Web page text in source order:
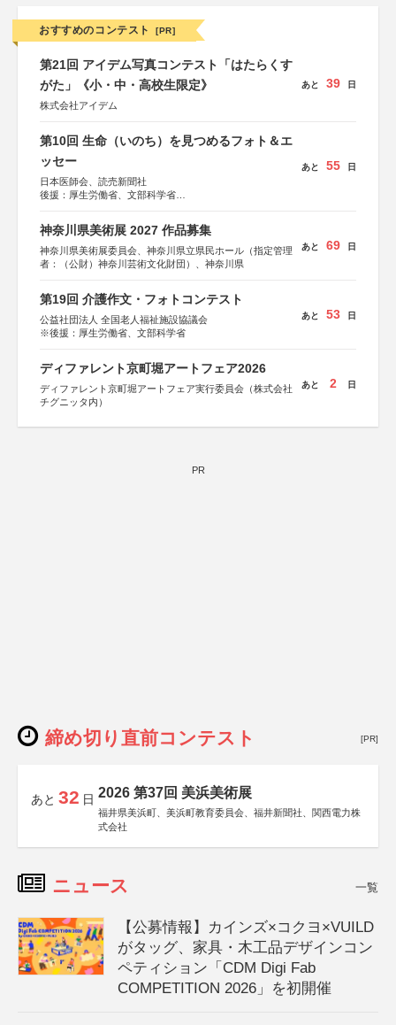
おすすめのコンテスト [PR]
第21回 アイデム写真コンテスト「はたらくす
がた」《小・中・高校生限定》
株式会社アイデム
あと 39 日
第10回 生命（いのち）を見つめるフォト＆エ
ッセー
日本医師会、読売新聞社
後援：厚生労働省、文部科学省
しん生命保険株式会社
あと 55 日
神奈川県美術展 2027 作品募集
神奈川県美術展委員会、神奈川県立県民ホール（指定管理
者：（公財）神奈川芸術文化財団）、神奈川県
あと 69 日
第19回 介護作文・フォトコンテスト
公益社団法人 全国老人福祉施設協議会
※後援：厚生労働省、文部科学省
あと 53 日
ディファレント京町堀アートフェア2026
ディファレント京町堀アートフェア実行委員会（株式会社
チグニッタ内）
あと 2 日
PR
締め切り直前コンテスト [PR]
あと 32 日 2026 第37回 美浜美術展
福井県美浜町、美浜町教育委員会、福井新聞社、関西電力株
式会社
ニュース 一覧
【公募情報】カインズ×コクヨ×VUILD
がタッグ、家具・木工品デザインコン
ペティション「CDM Digi Fab
COMPETITION 2026」を初開催